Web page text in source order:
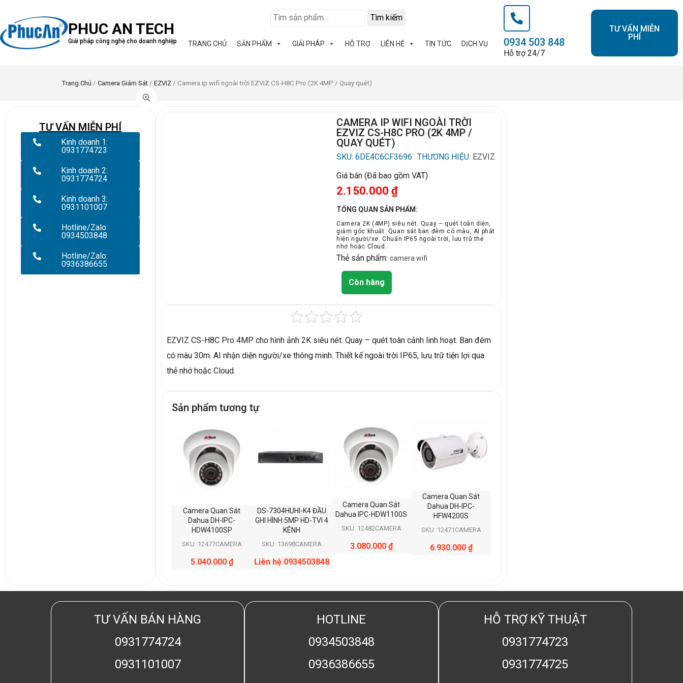
PHUC AN TECH
Giải pháp công nghệ cho doanh nghiệp
Tìm kiếm
TRANG CHỦ SẢN PHẨM GIẢI PHÁP HỖ TRỢ LIÊN HỆ TIN TỨC DỊCH VỤ 0934 503 848
Hỗ trợ 24/7
TƯ VẤN MIỄN
PHÍ
Trang Chủ / Camera Giám Sát / EZVIZ / Camera ip wifi ngoài trời EZVIZ CS-H8C Pro (2K 4MP / Quay quét)
TƯ VẤN MIỄN PHÍ
Kinh doanh 1:
0931774723
Kinh doanh 2:
0931774724
Kinh doanh 3:
0931101007
Hotline/Zalo:
0934503848
Hotline/Zalo:
0936386655
CAMERA IP WIFI NGOÀI TRỜI
EZVIZ CS-H8C PRO (2K 4MP /
QUAY QUÉT)
SKU: 6DE4C6CF3696 THƯƠNG HIỆU: EZVIZ
Giá bán (Đã bao gồm VAT)
2.150.000₫
TỔNG QUAN SẢN PHẨM:
Camera 2K (4MP) siêu nét. Quay – quét toàn diện,
giảm góc khuất. Quan sát ban đêm có màu, AI phát
hiện người/xe. Chuẩn IP65 ngoài trời, lưu trữ thẻ
nhớ hoặc Cloud.
Thẻ sản phẩm:camera wifi
Còn hàng
EZVIZ CS-H8C Pro 4MP cho hình ảnh 2K siêu nét. Quay – quét toàn cảnh linh hoạt. Ban đêm
có màu 30m. AI nhận diện người/xe thông minh. Thiết kế ngoài trời IP65, lưu trữ tiện lợi qua
thẻ nhớ hoặc Cloud.
Sản phẩm tương tự
Camera Quan Sát
Dahua DH-IPC-
HDW4100SP
SKU: 12477CAMERA
5.040.000 ₫
DS-7304HUHI-K4 ĐẦU
GHI HÌNH 5MP HD-TVI 4
KÊNH
SKU: 13698CAMERA
Liên hệ 0934503848
Camera Quan Sát
Dahua IPC-HDW1100S
SKU: 12482CAMERA
3.080.000 ₫
Camera Quan Sát
Dahua DH-IPC-
HFW4200S
SKU: 12471CAMERA
6.930.000 ₫
TƯ VẤN BÁN HÀNG
0931774724
0931101007
HOTLINE
0934503848
0936386655
HỖ TRỢ KỸ THUẬT
0931774723
0931774725